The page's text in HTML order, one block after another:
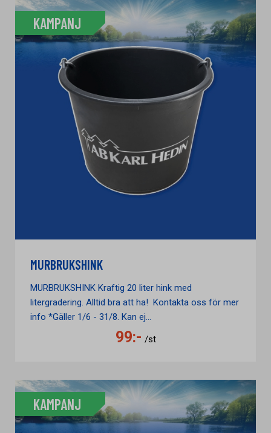
KAMPANJ
MURBRUKSHINK
MURBRUKSHINK Kraftig 20 liter hink med
litergradering. Alltid bra att ha! Kontakta oss för mer
info *Gäller 1/6 - 31/8. Kan ej...
99:- /st
KAMPANJ